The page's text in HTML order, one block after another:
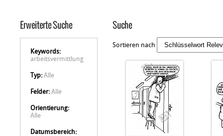
Erweiterte Suche
Keywords:
arbeitsvermittlung
Typ: Alle
Felder: Alle
Orientierung:
Alle
Datumsbereich:
Suche
Sortieren nach